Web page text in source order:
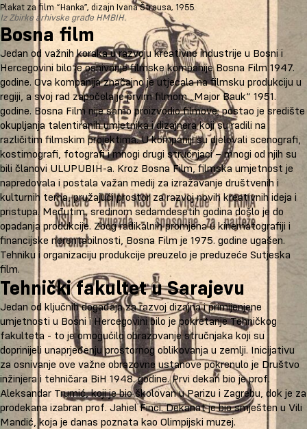
Plakat za film “Hanka”, dizajn Ivana Štrausa, 1955.
Iz Zbirke arhivske građe HMBIH.
Bosna film
Jedan od važnih koraka u razvoju kreativne industrije u Bosni i
Hercegovini bilo je osnivanje filmske kompanije Bosna Film 1947.
godine. Ova kompanija značajno je utjecala na filmsku produkciju u
regiji, a svoj rad započela je prvim filmom „Major Bauk“ 1951.
godine. Bosna Film nije samo proizvodio filmove; postao je središte
okupljanja talentiranih umjetnika i dizajnera koji su radili na
različitim filmskim projektima. U kompaniji su djelovali scenografi,
kostimografi, fotografi i mnogi drugi stručnjaci – mnogi od njih su
bili članovi ULUPUBIH-a. Kroz Bosna Film, filmska umjetnost je
napredovala i postala važan medij za izražavanje društvenih i
kulturnih tema, pružajući prostor za razvoj novih kreativnih ideja i
pristupa. Međutim, sredinom sedamdesetih godina došlo je do
opadanja produkcije. Zbog radikalnih promjena u kinematografiji i
financijske nerentabilnosti, Bosna Film je 1975. godine ugašen.
Tehniku i organizaciju produkcije preuzelo je preduzeće Sutjeska
film.
Tehnički fakultet u Sarajevu
Jedan od ključnih događaja za razvoj dizajna i primijenjene
umjetnosti u Bosni i Hercegovini bilo je pokretanje Tehničkog
fakulteta - to je omogućilo obrazovanje stručnjaka koji su
doprinijeli unaprjeđenju prostornog oblikovanja u zemlji. Inicijativu
za osnivanje ove važne obrazovne ustanove pokrenulo je Društvo
inžinjera i tehničara BiH 1948. godine. Prvi dekan bio je prof.
Aleksandar Trumić, koji je bio školovan u Parizu i Zagrebu, dok je za
prodekana izabran prof. Jahiel Finci. Dekanat je bio smješten u Vili
Mandić, koja je danas poznata kao Olimpijski muzej.